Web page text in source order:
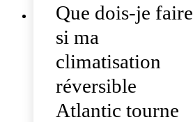
Que dois-je faire
si ma
climatisation
réversible
Atlantic tourne